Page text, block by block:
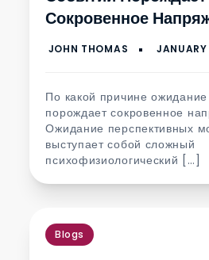
Сокровенное
По какой причине
порождает сокровенное
Ожидание перспективных
выступает собой сложный
психофизиологический […]
Blogs